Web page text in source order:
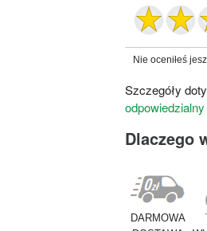
Nie oceniłeś
Szczegóły
Dlaczego
DARMOWA